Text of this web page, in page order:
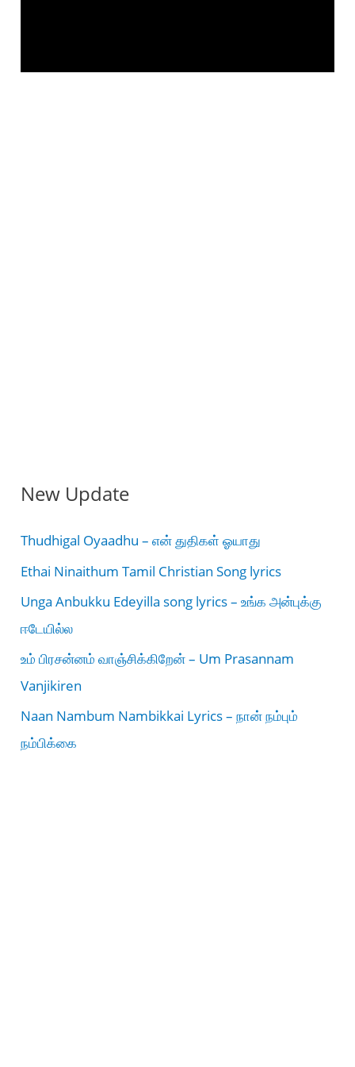
New Update
Thudhigal Oyaadhu – என் துதிகள் ஓயாது
Ethai Ninaithum Tamil Christian Song lyrics
Unga Anbukku Edeyilla song lyrics – உங்க அன்புக்கு
ஈடேயில்ல
உம் பிரசன்னம் வாஞ்சிக்கிறேன் – Um Prasannam
Vanjikiren
Naan Nambum Nambikkai Lyrics – நான் நம்பும்
நம்பிக்கை